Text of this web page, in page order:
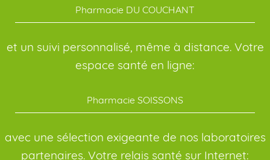
Pharmacie DU COUCHANT
et un suivi personnalisé, même à distance. Votre
espace santé en ligne:
Pharmacie SOISSONS
avec une sélection exigeante de nos laboratoires
partenaires. Votre relais santé sur Internet: